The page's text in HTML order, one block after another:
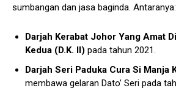
sumbangan dan jasa baginda. Antaranya:
Darjah Kerabat Johor Yang Amat
Kedua (D.K. II) pada tahun 2021.
Darjah Seri Paduka Cura Si Manja
membawa gelaran Dato’ Seri pada